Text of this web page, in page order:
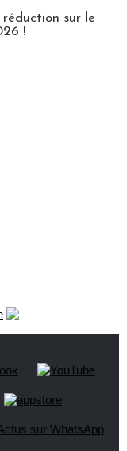
réduction sur le
!